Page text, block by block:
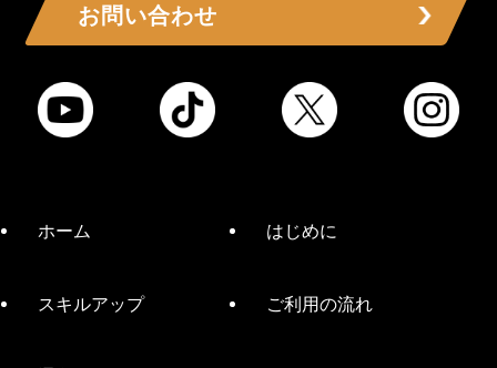
お問い合わせ
ホーム はじめに
スキルアップ ご利用の流れ